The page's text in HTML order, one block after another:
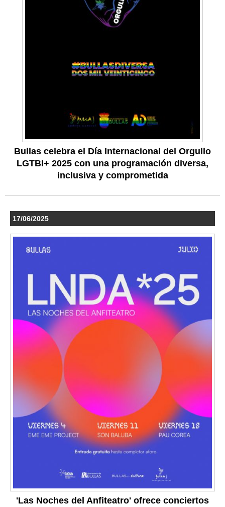
Bullas celebra el Día Internacional del Orgullo
LGTBI+ 2025 con una programación diversa,
inclusiva y comprometida
17/06/2025
'Las Noches del Anfiteatro' ofrece conciertos